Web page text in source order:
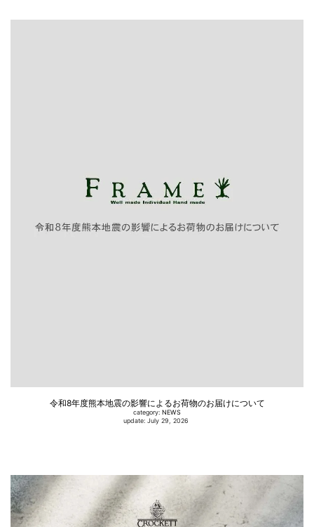
令和8年度熊本地震の影響によるお荷物のお届けについて
category: NEWS
update: July 29, 2026